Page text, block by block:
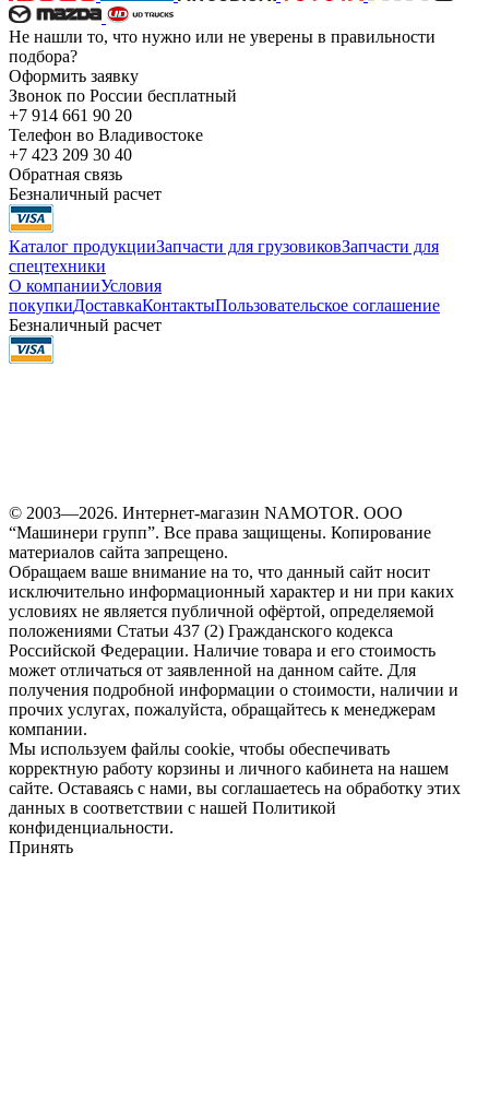
Не нашли то, что нужно или не уверены в правильности
подбора?
Оформить заявку
Звонок по России бесплатный
+7 914 661 90 20
Телефон во Владивостоке
+7 423 209 30 40
Обратная связь
Безналичный расчет
Каталог продукцииЗапчасти для грузовиковЗапчасти для
спецтехники
О компанииУсловия
покупкиДоставкаКонтактыПользовательское соглашение
Безналичный расчет
© 2003—2026. Интернет-магазин NAMOTOR. ООО
“Машинери групп”. Все права защищены. Копирование
материалов сайта запрещено.
Обращаем ваше внимание на то, что данный сайт носит
исключительно информационный характер и ни при каких
условиях не является публичной офёртой, определяемой
положениями Статьи 437 (2) Гражданского кодекса
Российской Федерации. Наличие товара и его стоимость
может отличаться от заявленной на данном сайте. Для
получения подробной информации о стоимости, наличии и
прочих услугах, пожалуйста, обращайтесь к менеджерам
компании.
Мы используем файлы cookie, чтобы обеспечивать
корректную работу корзины и личного кабинета на нашем
сайте. Оставаясь с нами, вы соглашаетесь на обработку этих
данных в соответствии с нашей Политикой
конфиденциальности.
Принять